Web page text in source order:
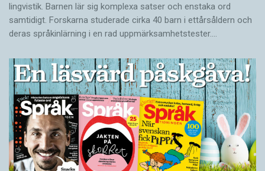
lingvistik. Barnen lär sig komplexa satser och enstaka ord
samtidigt. Forskarna studerade cirka 40 barn i ettårsåldern och
deras språkinlärning i en rad uppmärksamhetstester.…